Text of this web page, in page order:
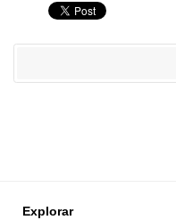
Explorar